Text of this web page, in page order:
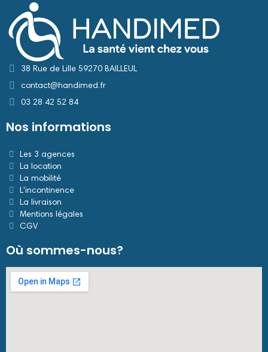
38 Rue de Lille 59270 BAILLEUL
contact@handimed.fr
03 28 42 52 84
Nos informations
Les 3 agences
La location
La mobilité
L'incontinence
La livraison
Mentions légales
CGV
Où sommes-nous?